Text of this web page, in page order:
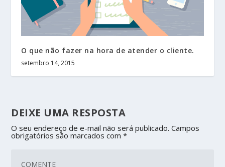
O que não fazer na hora de atender o cliente.
setembro 14, 2015
DEIXE UMA RESPOSTA
O seu endereço de e-mail não será publicado. Campos
obrigatórios são marcados com*